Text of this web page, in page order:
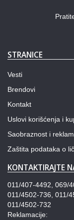
STRANICE
Vesti
Brendovi
Kontakt
Uslovi korišćenja i
Saobraznost i
Zaštita podataka o
KONTAKTIRAJTE
011/407-4492, 069/
011/4502-736, 011/
011/4502-732
Reklamacije: